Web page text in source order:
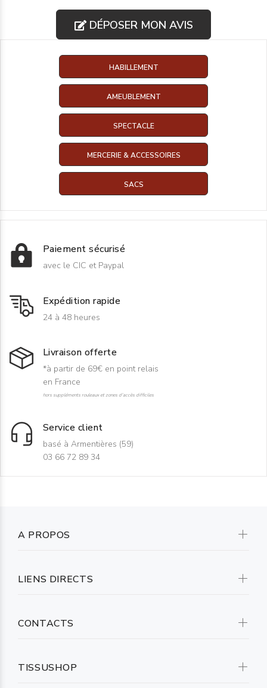
DÉPOSER MON AVIS
HABILLEMENT
AMEUBLEMENT
SPECTACLE
MERCERIE & ACCESSOIRES
SACS
Paiement sécurisé
avec le CIC et Paypal
Expédition rapide
24 à 48 heures
Livraison offerte
*à partir de 69€ en point relais
en France
hors suppléments rouleaux et zones d'accès difficiles
Service client
basé à Armentières (59)
03 66 72 89 34
A PROPOS
LIENS DIRECTS
CONTACTS
TISSUSHOP